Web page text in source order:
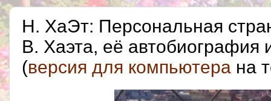
Н. ХаЭт: Персональная
В. Хаэта, её автобиография
(версия для компьютера на